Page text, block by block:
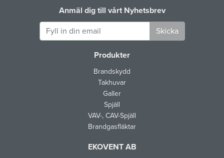
Anmäl dig till vårt Nyhetsbrev
Skicka
Produkter
Brandskydd
Takhuvar
Galler
Spjäll
VAV-, CAV-Spjäll
Brandgasfläktar
EKOVENT AB